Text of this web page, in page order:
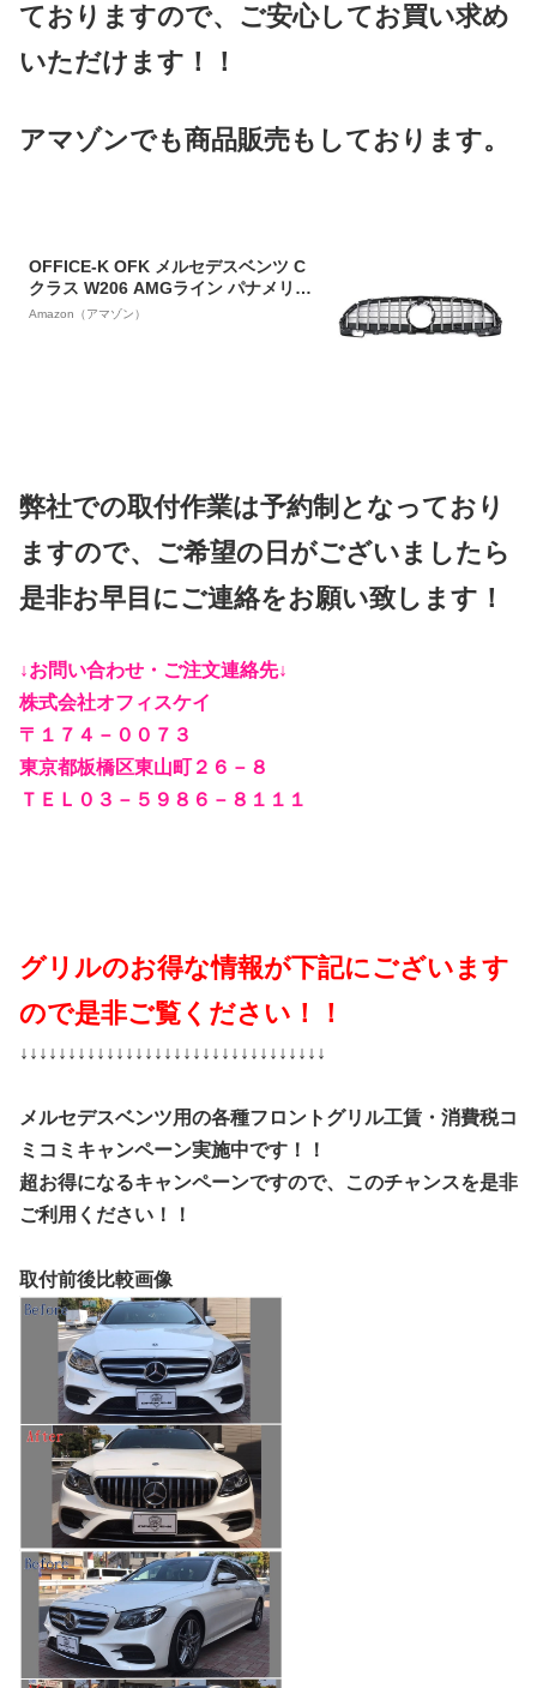
ておりますので、ご安心してお買い求め
いただけます！！
アマゾンでも商品販売もしております。
OFFICE-K OFK メルセデスベンツ C
クラス W206 AMGライン パナメリカ
ーナグリル 商品番号4747
Amazon（アマゾン）
弊社での取付作業は予約制となっており
ますので、ご希望の日がございましたら
是非お早目にご連絡をお願い致します！
↓お問い合わせ・ご注文連絡先↓
株式会社オフィスケイ
〒１７４－００７３
東京都板橋区東山町２６－８
ＴＥＬ０３－５９８６－８１１１
グリルのお得な情報が下記にございます
ので是非ご覧ください！！
↓↓↓↓↓↓↓↓↓↓↓↓↓↓↓↓↓↓↓↓↓↓↓↓↓↓↓↓↓↓↓↓
メルセデスベンツ用の各種フロントグリル工賃・消費税コ
ミコミキャンペーン実施中です！！
超お得になるキャンペーンですので、このチャンスを是非
ご利用ください！！
取付前後比較画像